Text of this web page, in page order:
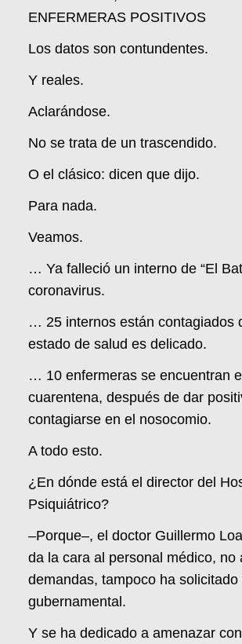
ENFERMERAS POSITIVOS
Los datos son contundentes.
Y reales.
Aclarándose.
No se trata de un trascendido.
O el clásico: dicen que dijo.
Para nada.
Veamos.
… Ya falleció un interno de “El
coronavirus.
… 25 internos están contagiados
estado de salud es delicado.
… 10 enfermeras se encuentran
cuarentena, después de dar
contagiarse en el nosocomio.
A todo esto.
¿En dónde está el director del
Psiquiátrico?
–Porque–, el doctor Guillermo
da la cara al personal médico, no
demandas, tampoco ha solicitado
gubernamental.
Y se ha dedicado a amenazar